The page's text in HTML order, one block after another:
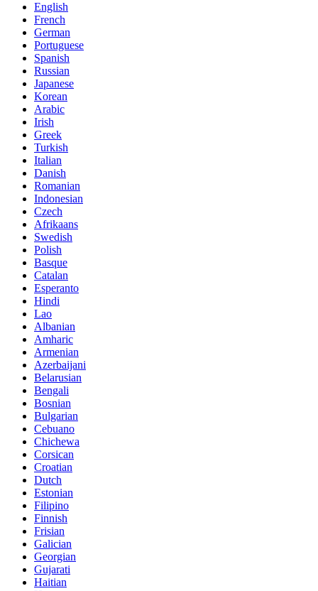
English
French
German
Portuguese
Spanish
Russian
Japanese
Korean
Arabic
Irish
Greek
Turkish
Italian
Danish
Romanian
Indonesian
Czech
Afrikaans
Swedish
Polish
Basque
Catalan
Esperanto
Hindi
Lao
Albanian
Amharic
Armenian
Azerbaijani
Belarusian
Bengali
Bosnian
Bulgarian
Cebuano
Chichewa
Corsican
Croatian
Dutch
Estonian
Filipino
Finnish
Frisian
Galician
Georgian
Gujarati
Haitian